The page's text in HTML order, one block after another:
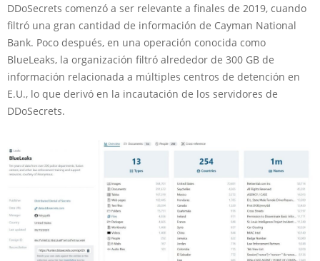
DDoSecrets comenzó a ser relevante a finales de 2019, cuando
filtró una gran cantidad de información de Cayman National
Bank. Poco después, en una operación conocida como
BlueLeaks, la organización filtró alrededor de 300 GB de
información relacionada a múltiples centros de detención en
E.U., lo que derivó en la incautación de los servidores de
DDoSecrets.